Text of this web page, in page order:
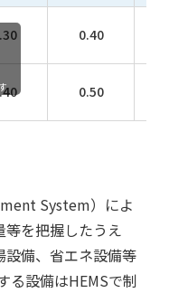
0.40
0.50
System）によ
を把握したうえ
備、省エネ設備等
る設備はHEMSで制